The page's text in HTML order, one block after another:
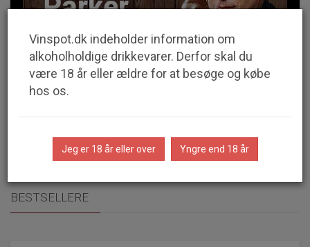
BESTSELLERE
Vinspot.dk indeholder information om
alkoholholdige drikkevarer. Derfor skal du
være 18 år eller ældre for at besøge og købe
hos os.
Jeg er 18 år eller over Yngre end 18 år